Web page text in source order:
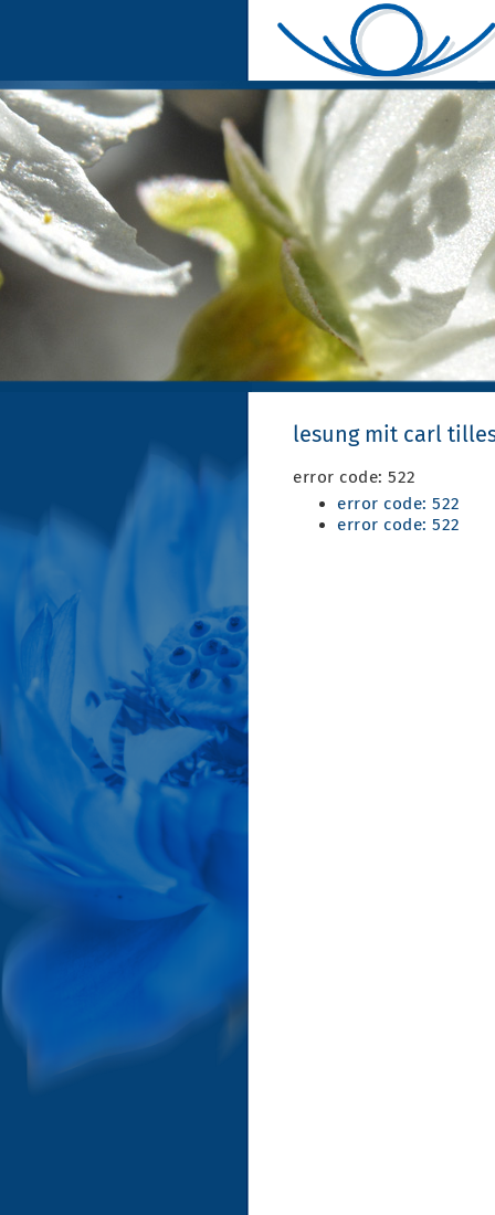
lesung mit carl
error code: 522
error code: 522
error code: 522